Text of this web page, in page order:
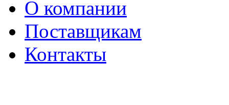
О компании
Поставщикам
Контакты